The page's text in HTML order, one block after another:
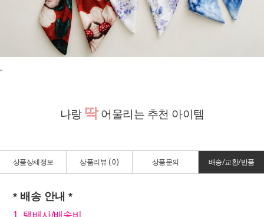
"
나랑 딱어울리는 추천 아이템
상품상세정보 상품리뷰 ( 0) 상품문의 배송/교환/반품
* 배송 안내 *